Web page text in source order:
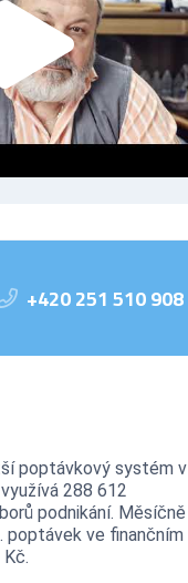
+420 251 510 908
poptávkový systém v
288 612
podnikání. Měsíčně
poptávek ve finančním